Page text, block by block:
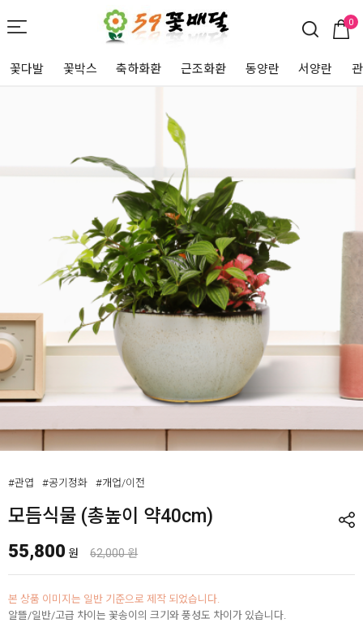
0
꽃다발 꽃박스 축하화환 근조화환 동양란 서양란
#관엽 #공기정화 #개업/이전
모듬식물 (총높이 약40cm)
55,800 원 62,000 원
본 상품 이미지는 일반 기준으로 제작 되었습니다.
알뜰/일반/고급 차이는 꽃송이의 크기와 풍성도 차이가 있습니다.